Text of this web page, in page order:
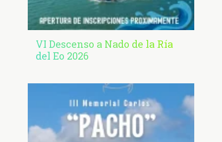
VI Descenso a Nado de la Ría
del Eo 2026